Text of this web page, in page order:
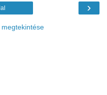
›